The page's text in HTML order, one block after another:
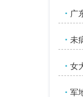
· 广
· 未
· 女
· 军